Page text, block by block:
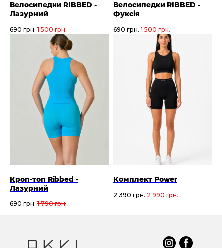
Велосипедки RIBBED -
Лазурний
690 грн. 1 500 грн.
Велосипедки RIBBED -
Фуксія
690 грн. 1 500 грн.
Кроп-топ Ribbed -
Лазурний
690 грн. 1 790 грн.
Комплект Power
2 390 грн. 2 990 грн.